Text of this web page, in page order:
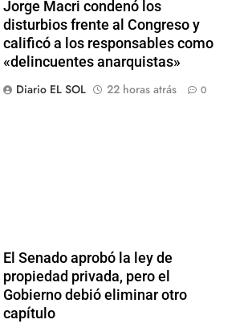
Jorge Macri condenó los
disturbios frente al Congreso y
calificó a los responsables como
«delincuentes anarquistas»
Diario EL SOL
22 horas atrás 0
El Senado aprobó la ley de
propiedad privada, pero el
Gobierno debió eliminar otro
capítulo